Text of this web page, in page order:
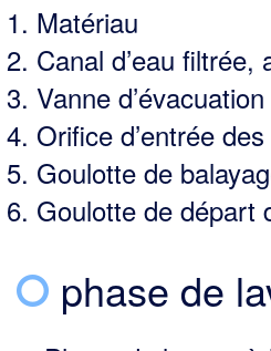
Matériau
Canal d’eau
Vanne
Orifice d’entrée
Goulotte de
Goulotte de départ
phase de